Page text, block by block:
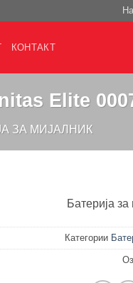
КОНТАКТ
Elite
ЗА МИЈАЛНИК
Батерија
Категории